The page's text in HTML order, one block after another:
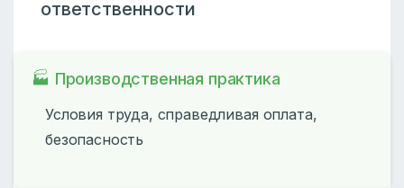
ответственности
🏭 Производственная практика
Условия труда, справедливая оплата,
безопасность